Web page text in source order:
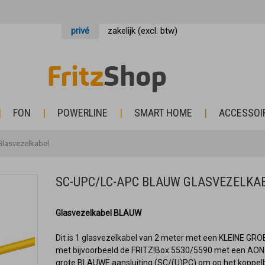
privé zakelijk (excl. btw)
FON POWERLINE SMART HOME
SC-UPC/LC-APC BLAUW
Glasvezelkabel BLAUW
Dit is 1 glasvezelkabel van 2 meter met een KLEINE
met bijvoorbeeld de FRITZ!Box 5530/5590 met een
grote BLAUWE aansluiting (SC/(U)PC) om op het